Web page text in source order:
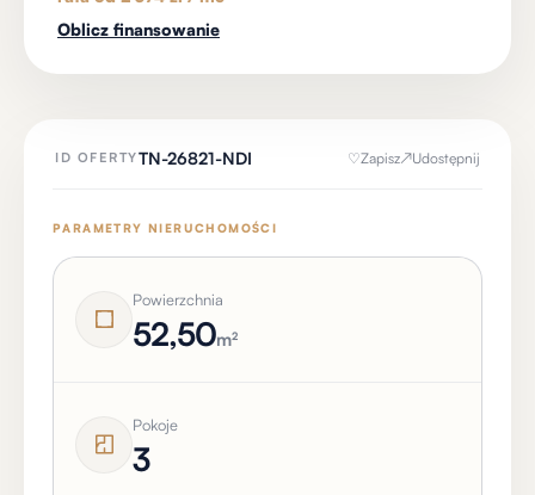
Oblicz finansowanie
ID OFERTYTN-26821-NDI ♡Zapisz↗Udostępnij
PARAMETRY NIERUCHOMOŚCI
Powierzchnia
52,50m²
Pokoje
3